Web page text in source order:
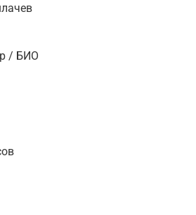
/ БИО